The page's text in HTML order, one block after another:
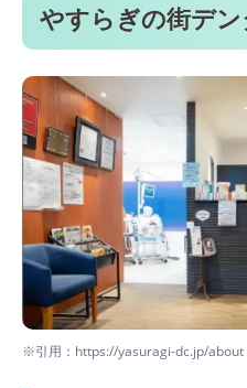
やすらぎの街デ
※引用：https://yasuragi-dc.jp/about